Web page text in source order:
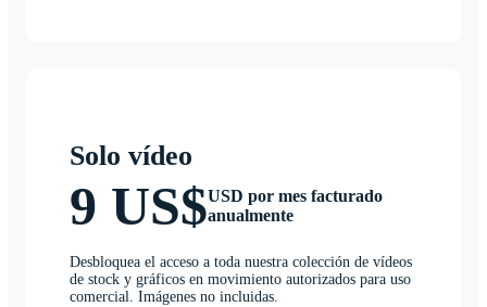
Solo vídeo
9 US$USD por mes facturado
anualmente
Desbloquea el acceso a toda nuestra colección de vídeos
de stock y gráficos en movimiento autorizados para uso
comercial. Imágenes no incluidas.